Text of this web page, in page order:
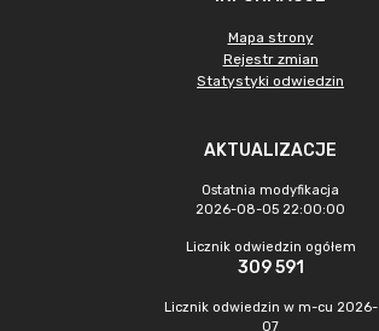
Mapa strony
Rejestr zmian
Statystyki odwiedzin
AKTUALIZACJE
Ostatnia modyfikacja
2026-08-05 22:00:00
Licznik odwiedzin ogółem
309 591
Licznik odwiedzin w m-cu 2026-
07